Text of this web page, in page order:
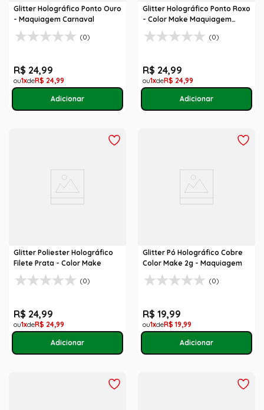
Glitter Holográfico Ponto Ouro
- Maquiagem Carnaval
(0)
R$ 24,99
1 R$ 24,99
Glitter Holográfico Ponto Roxo
- Color Make Maquiagem
Carnaval
(0)
R$ 24,99
1 R$ 24,99
Glitter Poliester Holográfico
Filete Prata - Color Make
(0)
R$ 24,99
1 R$ 24,99
Glitter Pó Holográfico Cobre
Color Make 2g - Maquiagem
(0)
R$ 19,99
1 R$ 19,99